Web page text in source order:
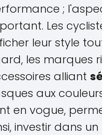
;
Les
leur style
les marques
alliant
aux
en vogue,
investir dans un